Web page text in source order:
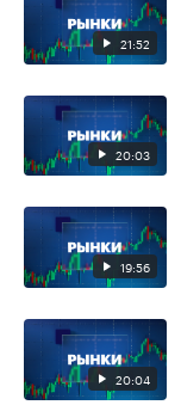
21:52
20:03
19:56
20:04